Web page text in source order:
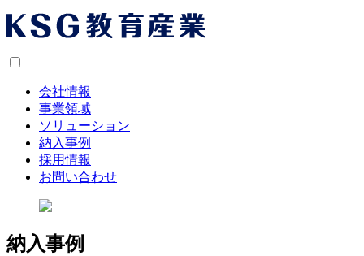
会社情報
事業領域
ソリューション
納入事例
採用情報
お問い合わせ
納入事例